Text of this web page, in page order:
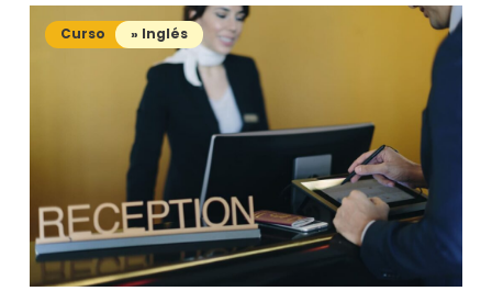
Curso » Inglés